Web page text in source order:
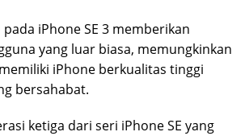
iPhone SE 3 memberikan
yang luar biasa, memungkinkan
iPhone berkualitas tinggi
bersahabat.
ketiga dari seri iPhone SE yang